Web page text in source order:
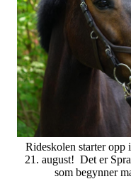
Rideskolen starter opp
21. august! Det er
som begynner